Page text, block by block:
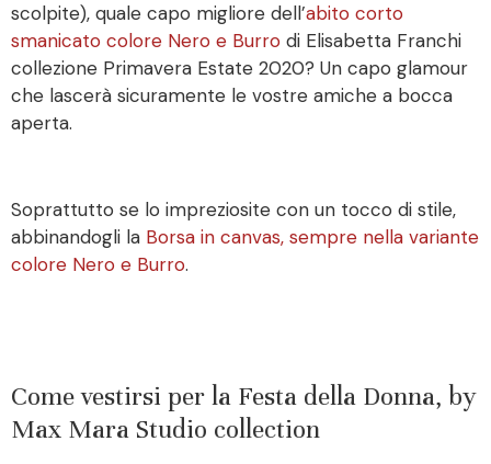
scolpite), quale capo migliore dell’abito corto
smanicato colore Nero e Burro di Elisabetta Franchi
collezione Primavera Estate 2020? Un capo glamour
che lascerà sicuramente le vostre amiche a bocca
aperta.
Soprattutto se lo impreziosite con un tocco di stile,
abbinandogli la Borsa in canvas, sempre nella variante
colore Nero e Burro.
Come vestirsi per la Festa della Donna, by
Max Mara Studio collection